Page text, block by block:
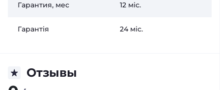
Гарантия, мес 12 міс.
Гарантія 24 міс.
Отзывы